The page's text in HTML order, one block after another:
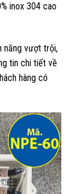
inox 304 cao
năng vượt trội,
tin chi tiết về
hàng có